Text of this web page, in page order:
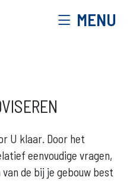
MENU
U klaar. Door het
eenvoudige vragen,
de bij je gebouw best